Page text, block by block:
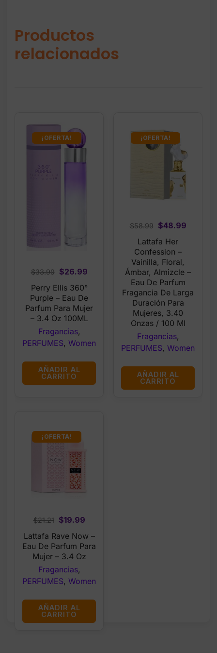
Productos
relacionados
¡OFERTA!
$33.99
Original
price
was:
$33.99.
$26.99Current
is:
$26.99.
Perry Ellis 360°
Purple – Eau De
Parfum Para Mujer
– 3.4 Oz 100ML
Fragancias,
PERFUMES, Women
AÑADIR AL
CARRITO
¡OFERTA!
$58.99
Original
price
was:
$58.99.
$48.99Current
Lattafa Her
Confession –
Vainilla, Floral,
Ámbar, Almizcle –
Eau De Parfum
Fragancia De Larga
Duración Para
Mujeres, 3.40
Onzas / 100 Ml
Fragancias,
PERFUMES, Women
AÑADIR AL
CARRITO
¡OFERTA!
$21.21
Original
price
was:
$21.21.
$19.99Current
is:
$19.99.
Lattafa Rave Now –
Eau De Parfum Para
Mujer – 3.4 Oz
Fragancias,
PERFUMES, Women
AÑADIR AL
CARRITO